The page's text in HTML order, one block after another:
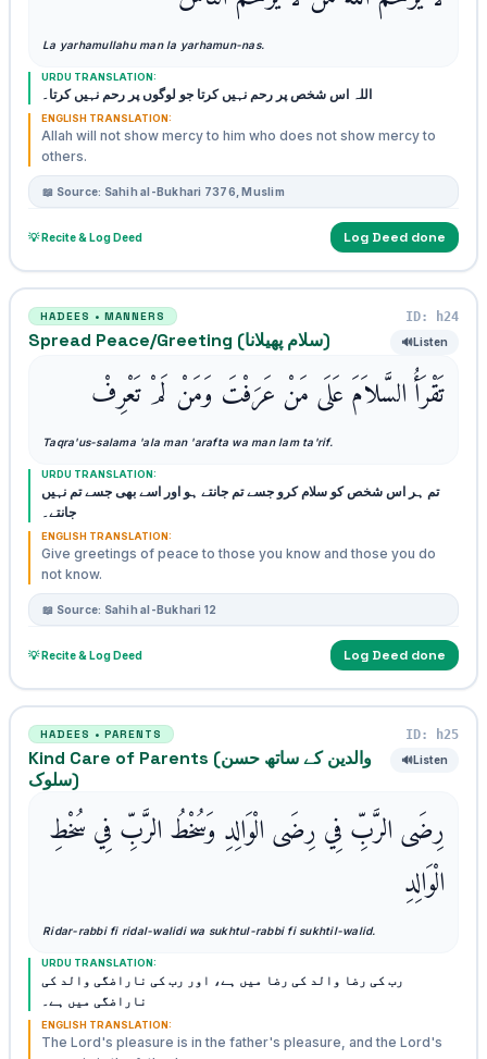
La yarhamullahu man la yarhamun-nas.
URDU TRANSLATION:
اللہ اس شخص پر رحم نہیں کرتا جو لوگوں پر رحم نہیں کرتا۔
ENGLISH TRANSLATION:
Allah will not show mercy to him who does not show mercy to
others.
📖 Source: Sahih al-Bukhari 7376, Muslim
💡 Recite & Log Deed Log Deed done
HADEES • MANNERS ID: h24
Spread Peace/Greeting (سلام پھیلانا) 🔊Listen
تَقْرَأُ السَّلاَمَ عَلَى مَنْ عَرَفْتَ وَمَنْ لَمْ تَعْرِفْ
Taqra'us-salama 'ala man 'arafta wa man lam ta'rif.
URDU TRANSLATION:
تم ہر اس شخص کو سلام کرو جسے تم جانتے ہو اور اسے بھی جسے تم نہیں
جانتے۔
ENGLISH TRANSLATION:
Give greetings of peace to those you know and those you do
not know.
📖 Source: Sahih al-Bukhari 12
💡 Recite & Log Deed Log Deed done
HADEES • PARENTS ID: h25
Kind Care of Parents (والدین کے ساتھ حسن
سلوک)
🔊Listen
رِضَى الرَّبِّ فِي رِضَى الْوَالِدِ وَسُخْطُ الرَّبِّ فِي سُخْطِ
الْوَالِدِ
Ridar-rabbi fi ridal-walidi wa sukhtul-rabbi fi sukhtil-walid.
URDU TRANSLATION:
رب کی رضا والد کی رضا میں ہے، اور رب کی ناراضگی والد کی
ناراضگی میں ہے۔
ENGLISH TRANSLATION:
The Lord's pleasure is in the father's pleasure, and the Lord's